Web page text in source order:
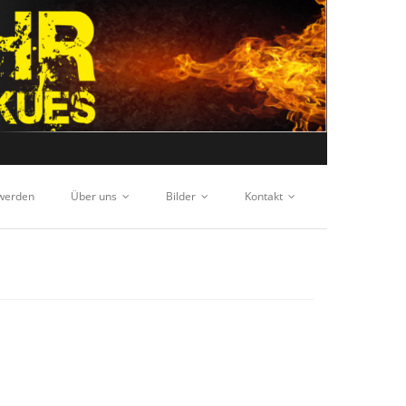
Über uns Bilder Kontakt